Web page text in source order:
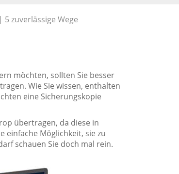
zuverlässige Wege
möchten, sollten Sie besser
Wie Sie wissen, enthalten
eine Sicherungskopie
übertragen, da diese in
einfache Möglichkeit, sie zu
schauen Sie doch mal rein.